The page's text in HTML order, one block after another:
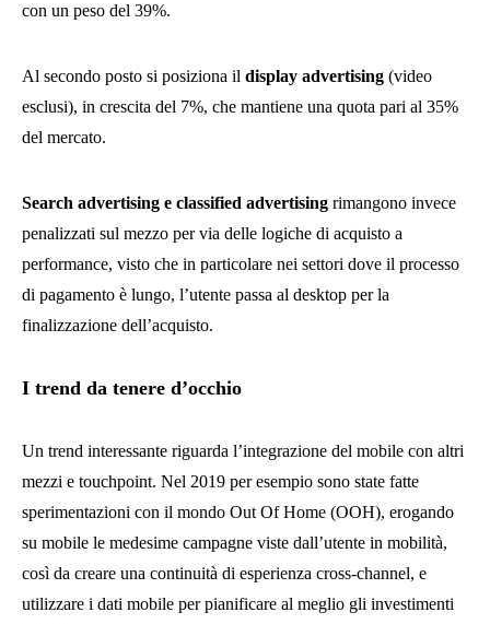
con un peso del 39%.
Al secondo posto si posiziona il display advertising (video
esclusi), in crescita del 7%, che mantiene una quota pari al 35%
del mercato.
Search advertising e classified advertising rimangono invece
penalizzati sul mezzo per via delle logiche di acquisto a
performance, visto che in particolare nei settori dove il processo
di pagamento è lungo, l’utente passa al desktop per la
finalizzazione dell’acquisto.
I trend da tenere d’occhio
Un trend interessante riguarda l’integrazione del mobile con altri
mezzi e touchpoint. Nel 2019 per esempio sono state fatte
sperimentazioni con il mondo Out Of Home (OOH), erogando
su mobile le medesime campagne viste dall’utente in mobilità,
così da creare una continuità di esperienza cross-channel, e
utilizzare i dati mobile per pianificare al meglio gli investimenti